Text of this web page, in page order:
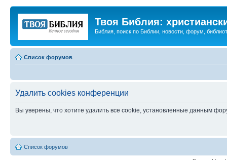
Твоя Библия:
Библия, поиск по Библии, новости, форум,
Список форумов
Удалить cookies конференции
Вы уверены, что хотите удалить все cookie, установленные данным
Список форумов